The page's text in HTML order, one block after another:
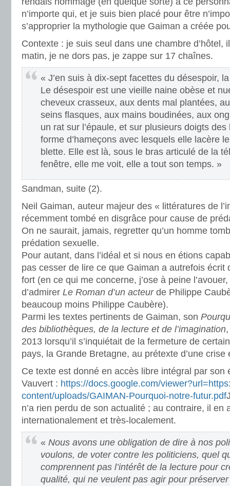
n’importe qui, et je suis bien placé pour être
s’approprier la mythologie que Gaiman a créée
Contexte : je suis seul dans une chambre d’hôtel,
matin, je ne dors pas, je zappe sur 17 chaînes.
« J’en suis à dix-sept facettes du désespoir,
Le désespoir est une vieille naine obèse et
cheveux crasseux, aux dents mal plantées,
seins flasques, aux mains boudinées, aux
un rat sur l’épaule, et sur plusieurs doigts
forme d’hameçons avec lesquels elle lacère
blette. Elle est là, sous le bras articulé de la
fenêtre, elle me voit, elle a tout son temps. »
Sandman, suite (2).
Neil Gaiman, auteur majeur des « littératures de
récemment tombé en disgrâce pour cause de
On ne saurait, jamais, regretter qu’un homme
prédation sexuelle.
Pour autant, dans l’idéal et si nous en étions
pas cesser de lire ce que Gaiman a autrefois écrit
fort (en ce qui me concerne, j’ose à peine
d’admirer Le Roman d’un acteurde Philippe
beaucoup moins Philippe Caubère).
Parmi les textes pertinents de Gaiman, son
des bibliothèques, de la lecture et de l’imagination
2013 lorsqu’il s’inquiétait de la fermeture de
pays, la Grande Bretagne, au prétexte d’une crise
Ce texte est donné en accès libre intégral par son
Vauvert : https://docs.google.com/
content/uploads/GAIMAN-Pourquoi-notre-futur.pdf
n’a rien perdu de son actualité ; au contraire, il en
internationalement et très-localement.
« Nous avons une obligation de dire à nos
voulons, de voter contre les politiciens, quel
comprennent pas l’intérêt de la lecture pour
qualité, qui ne veulent pas agir pour